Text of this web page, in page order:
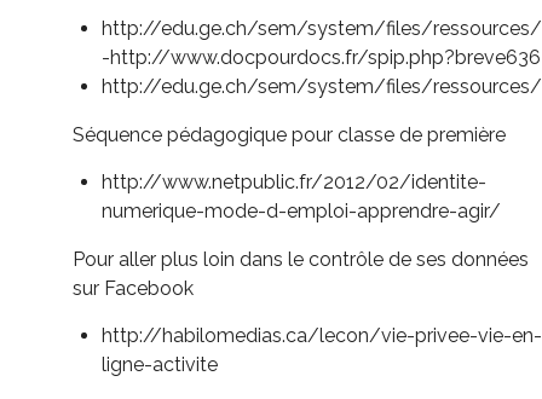
http://edu.ge.ch/sem/system/files/ressources/
-http://www.docpourdocs.fr/spip.php?breve636
http://edu.ge.ch/sem/system/files/ressources/
Séquence pédagogique pour classe de première
http://www.netpublic.fr/2012/02/identite-
numerique-mode-d-emploi-apprendre-agir/
Pour aller plus loin dans le contrôle de ses données
sur Facebook
http://habilomedias.ca/lecon/vie-privee-vie-en-
ligne-activite